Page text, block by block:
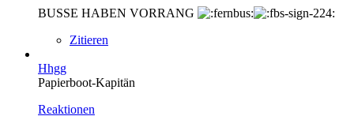
BUSSE HABEN VORRANG
Zitieren
Hhgg
Papierboot-Kapitän
Reaktionen